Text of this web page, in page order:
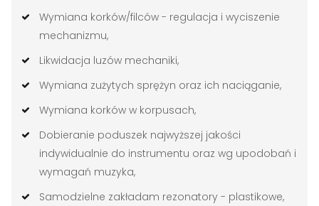
Wymiana korków/filców - regulacja i wyciszenie
mechanizmu,
Likwidacja luzów mechaniki,
Wymiana zużytych sprężyn oraz ich naciąganie,
Wymiana korków w korpusach,
Dobieranie poduszek najwyższej jakości
indywidualnie do instrumentu oraz wg upodobań i
wymagań muzyka,
Samodzielne zakładam rezonatory - plastikowe,